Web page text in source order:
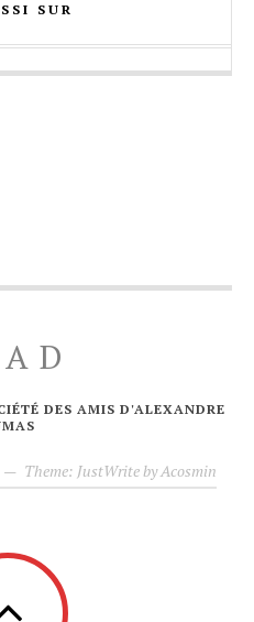
SUR
DES AMIS D'ALEXANDRE
— Theme: JustWrite byAcosmin